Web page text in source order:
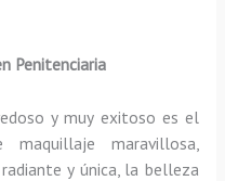
Penitenciaria
y muy exitoso es el
maravillosa,
y única, la belleza